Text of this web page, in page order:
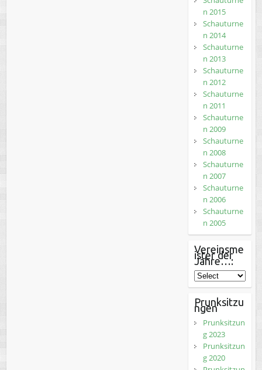
n 2015
Schauturne
n 2014
Schauturne
n 2013
Schauturne
n 2012
Schauturne
n 2011
Schauturne
n 2009
Schauturne
n 2008
Schauturne
n 2007
Schauturne
n 2006
Schauturne
n 2005
Vereinsme
ister der
Jahre…:
Prunksitzu
ngen
Prunksitzun
g 2023
Prunksitzun
g 2020